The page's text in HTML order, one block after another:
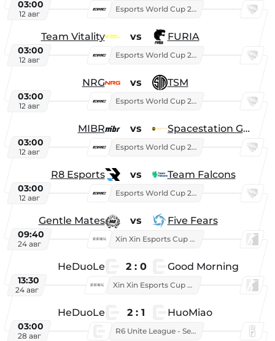
03:00
12 авг
Esports World Cup 2026
Team Vitality vs FURIA
03:00
12 авг
Esports World Cup 2026
NRG vs TSM
03:00
12 авг
Esports World Cup 2026
MIBR vs Spacestation Gaming
03:00
12 авг
Esports World Cup 2026
R8 Esports vs Team Falcons
03:00
12 авг
Esports World Cup 2026
Gentle Mates vs Five Fears
09:40
24 авг
Xin Xin Esports Cup 2025
HeDuoLe 2 : 0 Good Morning
13:30
24 авг
Xin Xin Esports Cup 2026
HeDuoLe 2 : 1 HuoMiao
03:00
28 авг
R6 Unite League - Season 1